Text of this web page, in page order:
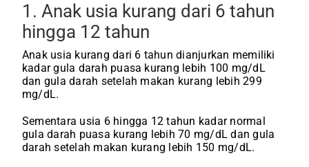
1. Anak usia kurang dari 6 tahun
hingga 12 tahun
Anak usia kurang dari 6 tahun dianjurkan memiliki
kadar gula darah puasa kurang lebih 100 mg/dL
dan gula darah setelah makan kurang lebih 299
mg/dL.
Sementara usia 6 hingga 12 tahun kadar normal
gula darah puasa kurang lebih 70 mg/dL dan gula
darah setelah makan kurang lebih 150 mg/dL.